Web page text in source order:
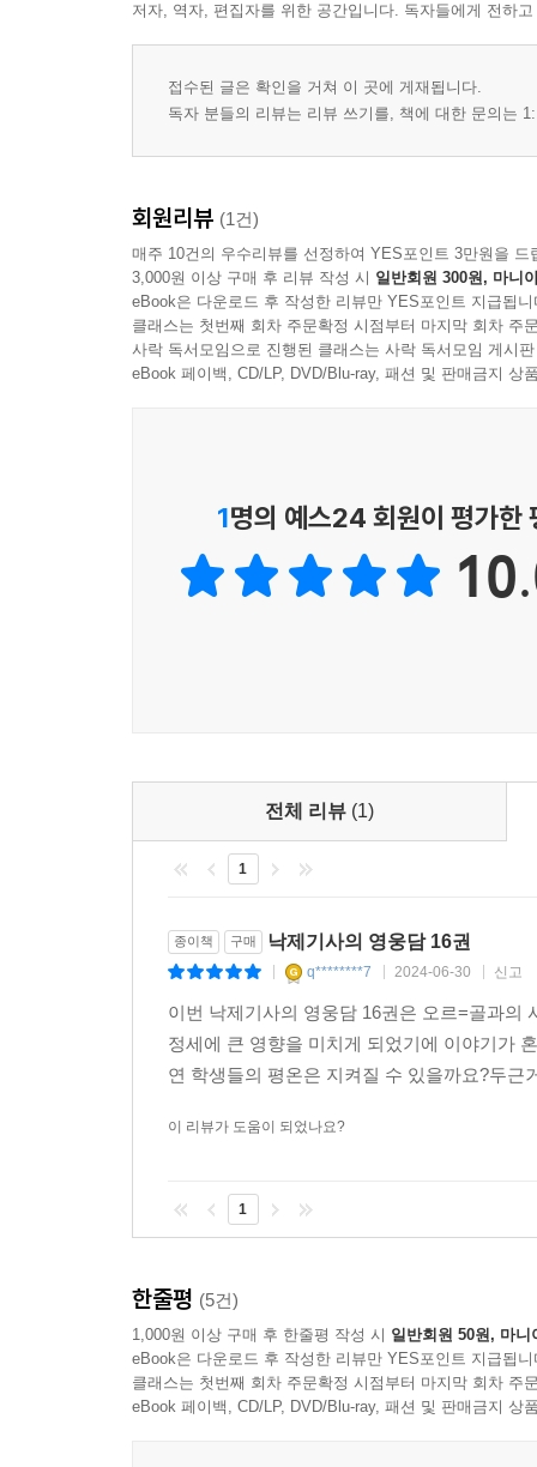
저자, 역자, 편집자를 위한 공간입니다. 독자들에게 전하
접수된 글은 확인을 거쳐 이 곳에 게재됩니다.
독자 분들의 리뷰는 리뷰 쓰기를, 책에 대한 문의는
회원리뷰 (1건)
매주 10건의 우수리뷰를 선정하여 YES포인트 3만원을 드
3,000원 이상 구매 후 리뷰 작성 시 일반회원 300원, 마니
eBook은 다운로드 후 작성한 리뷰만 YES포인트 지급됩니
클래스는 첫번째 회차 주문확정 시점부터 마지막 회차 주
사락 독서모임으로 진행된 클래스는 사락 독서모임 게시
eBook 페이백, CD/LP, DVD/Blu-ray, 패션 및 판매금지 상
1명의 예스24 회원이 평가한
전체 리뷰 (1)
1
종이책 구매 낙제기사의 영웅담 16권
q********7 2024-06-30 신고
이번 낙제기사의 영웅담 16권은 오르=골과의
정세에 큰 영향을 미치게 되었기에 이야기가
연 학생들의 평온은 지켜질 수 있을까요?두
이 리뷰가 도움이 되었나요?
1
한줄평 (5건)
1,000원 이상 구매 후 한줄평 작성 시 일반회원 50원, 마니
eBook은 다운로드 후 작성한 리뷰만 YES포인트 지급됩니
클래스는 첫번째 회차 주문확정 시점부터 마지막 회차 주
eBook 페이백, CD/LP, DVD/Blu-ray, 패션 및 판매금지 상